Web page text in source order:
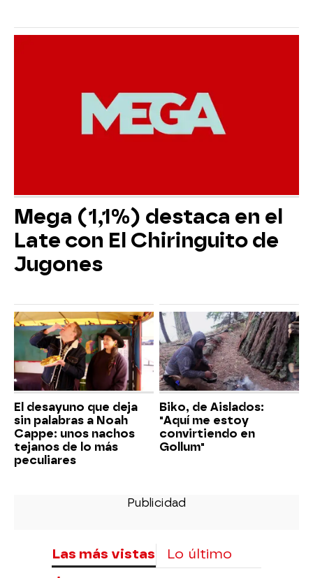
Mega (1,1%) destaca en el
Late con El Chiringuito de
Jugones
El desayuno que deja
sin palabras a Noah
Cappe: unos nachos
tejanos de lo más
peculiares
Biko, de Aislados:
"Aquí me estoy
convirtiendo en
Gollum"
Las más vistas Lo último